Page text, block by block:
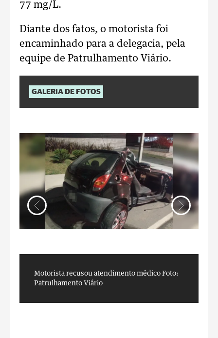
77 mg/L.
Diante dos fatos, o motorista foi
encaminhado para a delegacia, pela
equipe de Patrulhamento Viário.
GALERIA DE FOTOS
Motorista recusou atendimento médico Foto:
Patrulhamento Viário